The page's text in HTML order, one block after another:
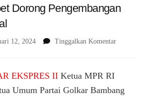
Dorong Pengembangan
12, 2024 Tinggalkan Komentarpada
Ketua
EKSPRES II Ketua MPR RI
Umum Partai Golkar Bambang